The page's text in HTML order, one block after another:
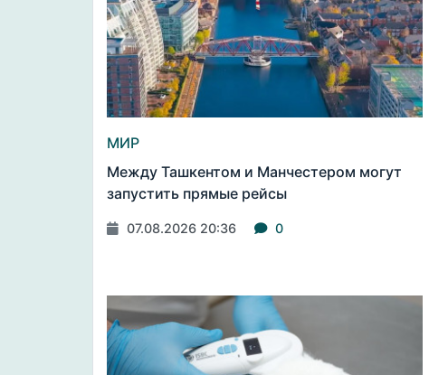
МИР
Между Ташкентом и Манчестером могут
запустить прямые рейсы
07.08.2026 20:36 0